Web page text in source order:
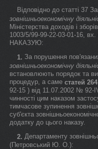
Відповідно до статті 37
зовнішньоекономічну
Міністерства доходів і
1003/5/99-99-22-03-01-16,
НАКАЗУЮ:
1. За порушення
зовнішньоекономічну
встановлюють порядок та
процедур, а саме статей 264
92-15 ) від 11.07.2002 № 92-
чинності цим наказом
тимчасове зупинення
суб'єкта
додатку до цього наказу.
2. Департаменту
(Петровський Ю. О.):